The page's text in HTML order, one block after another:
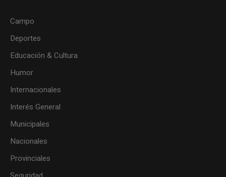
Campo
Deportes
Educación & Cultura
Humor
Internacionales
Interés General
Municipales
Nacionales
Provinciales